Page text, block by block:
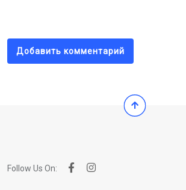
Добавить комментарий
Follow Us On: